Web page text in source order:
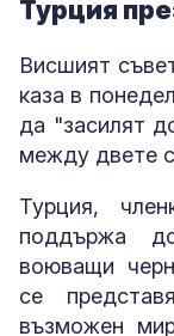
Турция
Висшият
каза в
да "засилят
между двете
Турция,
поддържа
воюващи
се
възможен